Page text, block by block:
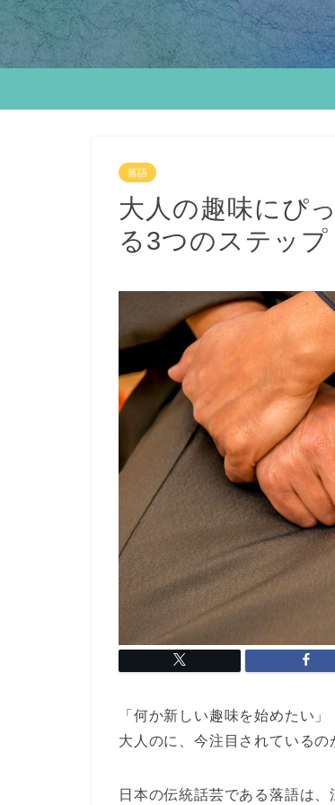
落語
大人の趣味にぴ
る3つのステップ
「何か新しい趣味を始めたい
大人のに、今注目されているの
日本の伝統話芸である落語は